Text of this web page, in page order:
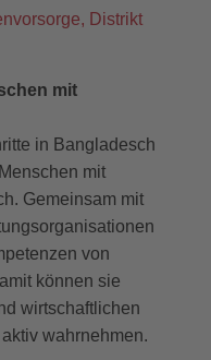
Distrikt
mit
in Bangladesch
mit
Gemeinsam mit
von
können sie
wirtschaftlichen
wahrnehmen.